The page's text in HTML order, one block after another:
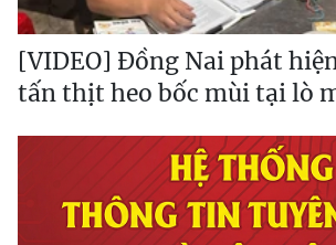
[VIDEO] Đồng Nai phát
tấn thịt heo bốc mùi tại lò